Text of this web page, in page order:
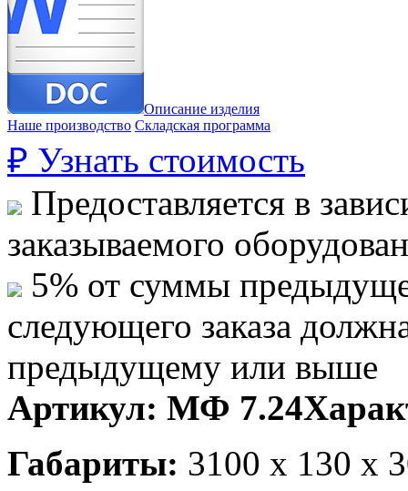
Описание изделия
Наше производство Складская программа
₽ Узнать стоимость
Предоставляется в
заказываемого
5% от суммы
следующего заказа
предыдущему или выше
Артикул: МФ 7.24
Габариты: 3100 x 130 x